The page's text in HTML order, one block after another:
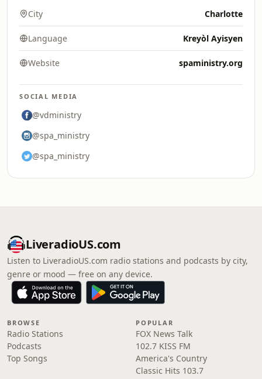
City Charlotte
Language Kreyòl Ayisyen
Website spaministry.org
SOCIAL MEDIA
@vdministry
@spa_ministry
@spa_ministry
LiveradioUS.com
Listen to LiveradioUS.com radio stations and podcasts by city,
genre or mood — free on any device.
BROWSE
Radio Stations
Podcasts
Top Songs
POPULAR
FOX News Talk
102.7 KISS FM
America's Country
Classic Hits 103.7